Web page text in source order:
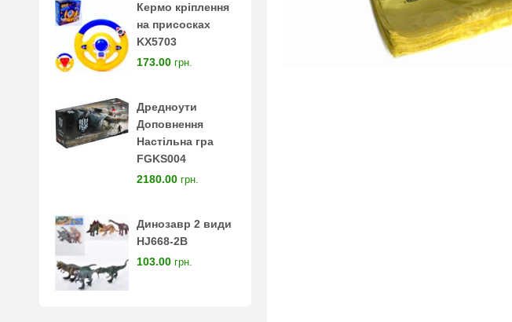
Кермо кріплення
на присосках
KX5703
173.00 грн.
Дредноути
Доповнення
Настільна гра
FGKS004
2180.00 грн.
Динозавр 2 види
HJ668-2B
103.00 грн.